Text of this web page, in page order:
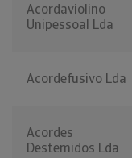
Acordaviolino
Unipessoal Lda
Acordefusivo Lda
Acordes
Destemidos Lda